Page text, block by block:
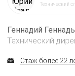
Технический
Геннадий
Технический
Стаж более 22